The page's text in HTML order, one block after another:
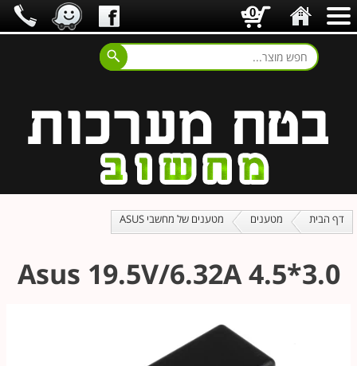
דף הבית מטענים מטענים של מחשבי ASUS
Asus 19.5V/6.32A 4.5*3.0
0